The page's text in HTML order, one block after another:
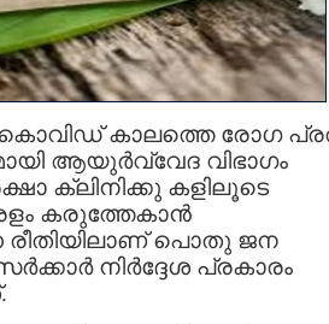
കാലത്തെ രോഗ
ആയുർവ്വേദ വിഭാഗം
ക്ലിനിക്കു കളിലൂടെ
കരുത്തേകാൻ
പൊതു ജന
നിർദ്ദേശ പ്രകാരം